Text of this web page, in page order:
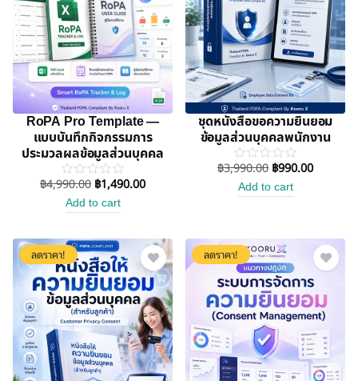
RoPA Pro Template —
แบบบันทึกกิจกรรมการ
ประมวลผลข้อมูลส่วนบุคคล
฿4,990.00 ฿1,490.00
Add to cart
ชุดหนังสือขอความยินยอม
ข้อมูลส่วนบุคคลพนักงาน
฿3,990.00 ฿990.00
Add to cart
ลดราคา! ลดราคา!